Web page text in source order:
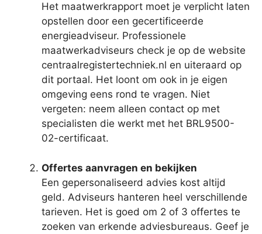
Het maatwerkrapport moet je verplicht laten
opstellen door een gecertificeerde
energieadviseur. Professionele
maatwerkadviseurs check je op de website
centraalregistertechniek.nl en uiteraard op
dit portaal. Het loont om ook in je eigen
omgeving eens rond te vragen. Niet
vergeten: neem alleen contact op met
specialisten die werkt met het BRL9500-
02-certificaat.
Offertes aanvragen en bekijken
Een gepersonaliseerd advies kost altijd
geld. Adviseurs hanteren heel verschillende
tarieven. Het is goed om 2 of 3 offertes te
zoeken van erkende adviesbureaus. Geef je